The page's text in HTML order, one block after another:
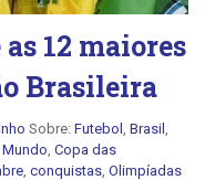
12 maiores
Brasileira
Sobre: Futebol Brasil
Copa das
conquistas Olimpíadas